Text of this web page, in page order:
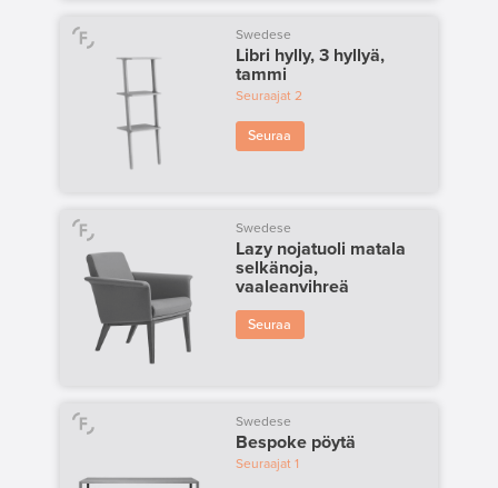
Swedese
Libri hylly, 3 hyllyä,
tammi
Seuraajat2
Seuraa
Swedese
Lazy nojatuoli matala
selkänoja,
vaaleanvihreä
Seuraa
Swedese
Bespoke pöytä
Seuraajat 1